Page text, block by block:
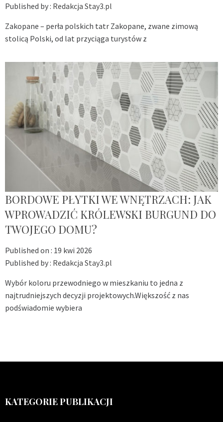
Published by : Redakcja Stay3.pl
Zakopane – perła polskich tatr Zakopane, zwane zimową
stolicą Polski, od lat przyciąga turystów z
BORDOWE PŁYTKI WE WNĘTRZACH: JAK
WPROWADZIĆ KRÓLEWSKI BURGUND DO
TWOJEGO DOMU?
Published on : 19 kwi 2026
Published by : Redakcja Stay3.pl
Wybór koloru przewodniego w mieszkaniu to jedna z
najtrudniejszych decyzji projektowych.Większość z nas
podświadomie wybiera
KATEGORIE PUBLIKACJI